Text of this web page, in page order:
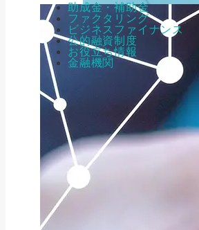
助成金・補助金
ファクタリング
ビジネスファイナンス
公的融資制度
お役立ち情報
金融機関